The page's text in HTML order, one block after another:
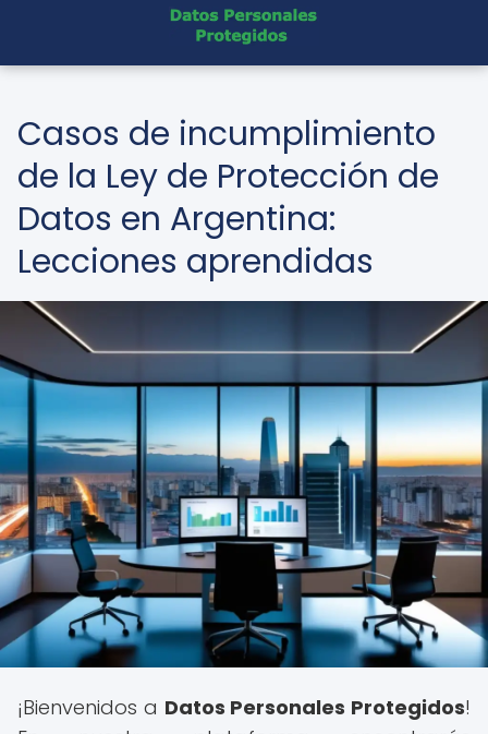
Casos de incumplimiento
de la Ley de Protección de
Datos en Argentina:
Lecciones aprendidas
¡Bienvenidos a Datos Personales Protegidos!